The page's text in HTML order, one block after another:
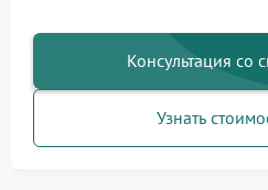
Консультация со
Узнать